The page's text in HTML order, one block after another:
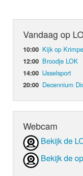
Vandaag op
10:00 Kijk op
12:00 Broodje LOK
14:00 IJsselsport
20:00 Decennium
Webcam
Bekijk de
Bekijk de